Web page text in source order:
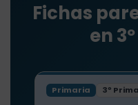
Fichas
en
Primaria 3º